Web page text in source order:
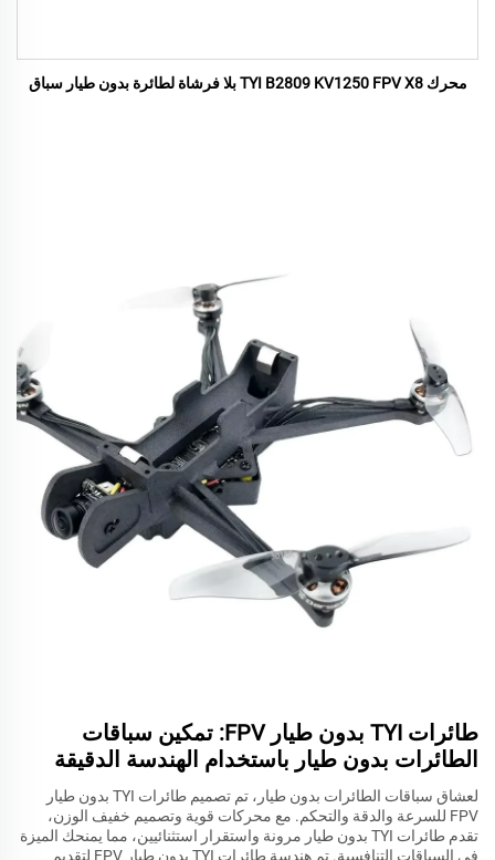
محرك TYI B2809 KV1250 FPV X8 بلا فرشاة لطائرة بدون طيار سباق
طائرات TYI بدون طيار FPV: تمكين سباقات
الطائرات بدون طيار باستخدام الهندسة الدقيقة
لعشاق سباقات الطائرات بدون طيار، تم تصميم طائرات TYI بدون طيار
FPV للسرعة والدقة والتحكم. مع محركات قوية وتصميم خفيف الوزن،
تقدم طائرات TYI بدون طيار مرونة واستقرار استثنائيين، مما يمنحك الميزة
في السباقات التنافسية. تم هندسة طائرات TYI بدون طيار FPV لتقديم